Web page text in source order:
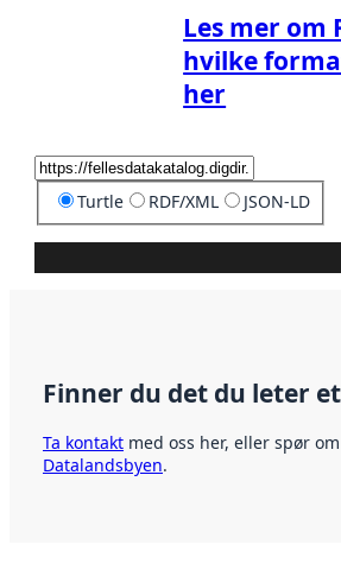
Les mer om
hvilke
her
Turtle RDF/XML JSON-LD
Finner du det du leter
Ta kontakt med oss her, eller spør
Datalandsbyen.